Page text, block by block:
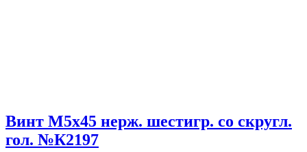
Винт М5х45 нерж. шестигр. со скругл.
гол. №К2197